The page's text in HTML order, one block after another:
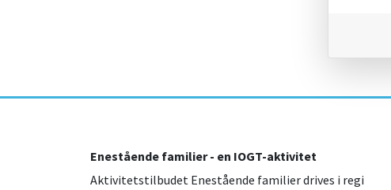
Enestående familier - en IOGT-aktivitet
Aktivitetstilbudet Enestående familier drives i regi